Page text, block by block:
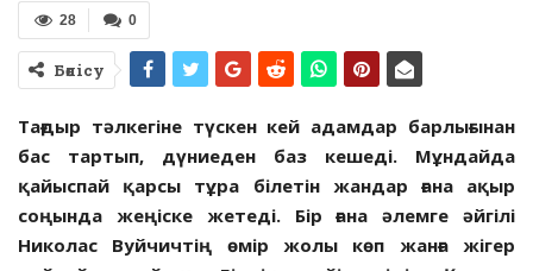
0
28
Бөлісу
Тағдыр тәлкегіне түскен кей адамдар барлығынан
бас тартып, дүниеден баз кешеді. Мұндайда
қайыспай қарсы тұра білетін жандар ғана ақыр
соңында жеңіске жетеді. Бір ғана әлемге әйгілі
Николас Вуйчичтің өмір жолы көп жанға жігер